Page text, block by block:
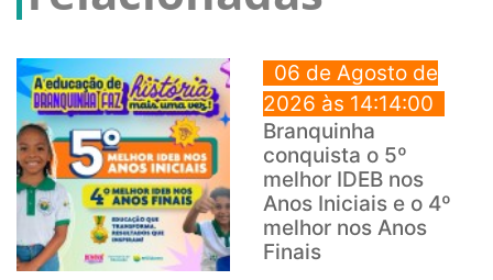
06 de Agosto de
2026 às 14:14:00
Branquinha
conquista o 5º
melhor IDEB nos
Anos Iniciais e o 4º
melhor nos Anos
Finais